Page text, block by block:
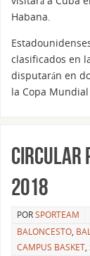
Habana.
clasificados en
disputarán en
la Copa Mundial
Circular
2018
PORSPORTEAM
BALONCESTO,
CAMPUS BASKET,